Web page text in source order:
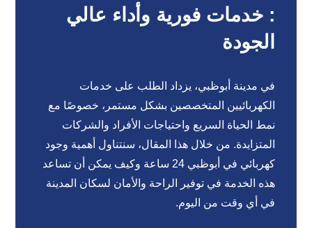
: خدمات فورية وأداء عالي
الجودة
في مدينة أبوظبي، يزداد الطلب على خدمات
الكهربائيين المتخصصين بشكل مستمر، خصوصًا مع
نمط الحياة السريع واحتياجات الأفراد والشركات
المتزايدة. من خلال هذا المقال، سنتناول أهمية وجود
كهربائي في أبوظبي 24 ساعة وكيف يمكن أن تساعد
هذه الخدمة في توفير الراحة والأمان لسكان المدينة
في أي وقت من اليوم.